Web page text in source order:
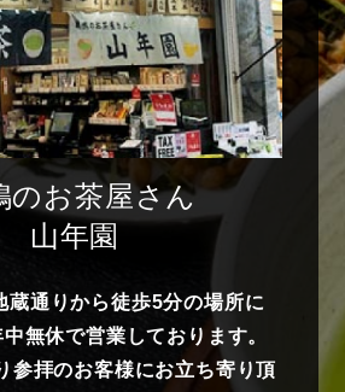
のお茶屋さん
山年園
蔵通りから徒歩5分の場所に
無休で営業しております。
参拝のお客様にお立ち寄り頂